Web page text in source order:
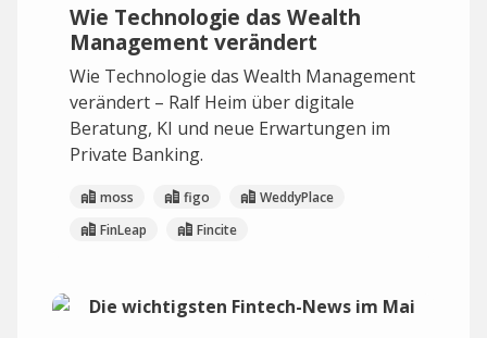
Wie Technologie das Wealth
Management verändert
Wie Technologie das Wealth Management
verändert – Ralf Heim über digitale
Beratung, KI und neue Erwartungen im
Private Banking.
moss figo
WeddyPlace
FinLeap
Fincite